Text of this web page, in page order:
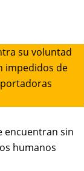
su voluntad
impedidos de
encuentran sin
humanos